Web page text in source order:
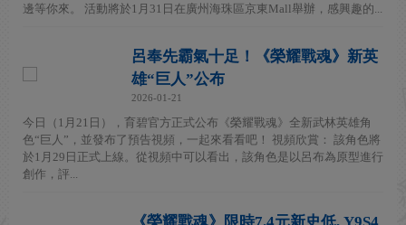
邊等你來。 活動將於1月31日在廣州海珠區京東Mall舉辦，感興趣的...
呂奉先霸氣十足！《榮耀戰魂》新英
雄“巨人”公布
2026-01-21
今日（1月21日），育碧官方正式公布《榮耀戰魂》全新武林英雄角
色“巨人”，並發布了預告視頻，一起來看看吧！ 視頻欣賞： 該角色將
於1月29日正式上線。從視頻中可以看出，該角色是以呂布為原型進行
創作，評...